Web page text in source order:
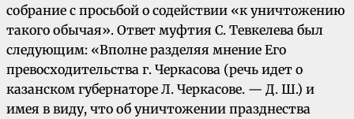
собрание с просьбой о содействии «к уничтожению
такого обычая». Ответ муфтия С. Тевкелева был
следующим: «Вполне разделяя мнение Его
превосходительства г. Черкасова (речь идет о
казанском губернаторе Л. Черкасове. — Д. Ш.) и
имея в виду, что об уничтожении празднества